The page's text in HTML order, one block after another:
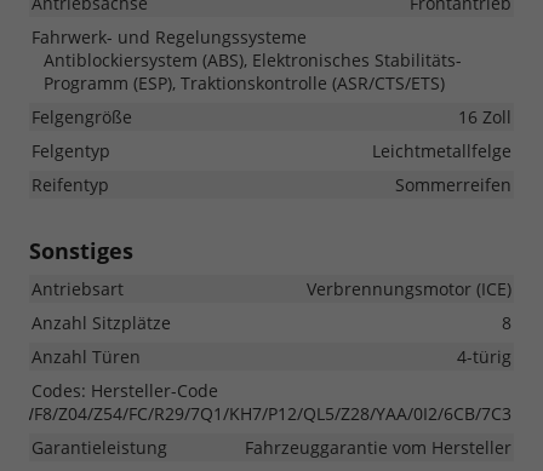
Fahrwerk- und Regelungssysteme
Antiblockiersystem (ABS), Elektronisches Stabilitäts-
Programm (ESP), Traktionskontrolle (ASR/CTS/ETS)
Felgengröße
16 Zoll
Felgentyp
Leichtmetallfelge
Reifentyp
Sommerreifen
Sonstiges
Antriebsart
Verbrennungsmotor (ICE)
Anzahl Sitzplätze
8
Anzahl Türen
4-türig
Codes: Hersteller-Code
WF8/Z04/Z54/FC/R29/7Q1/KH7/P12/QL5/Z28/YAA/0I2/6CB/7C3
Garantieleistung
Fahrzeuggarantie vom Hersteller